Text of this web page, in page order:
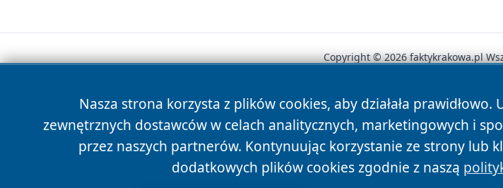
Nasza strona korzysta z plików cookies, aby działała
zewnętrznych dostawców w celach analitycznych, marketingowych i
przez naszych partnerów. Kontynuując korzystanie ze strony lub
dodatkowych plików cookies zgodnie z naszą
Copyright © 2026 faktykrakowa.pl
News Autorzy Polityka